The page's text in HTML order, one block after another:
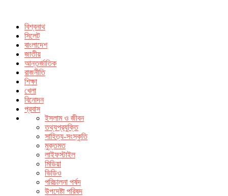
বিশ্বনাথ
সিলেট
বাংলাদেশ
জাতীয়
আন্তর্জাতিক
রাজনীতি
শিক্ষা
খেলা
বিনোদন
প্রবাস
ইসলাম ও জীবন
তথ্যপ্রযুক্তি
সাহিত্য-সংস্কৃতি
মুক্তমত
লাইফস্টাইল
মিডিয়া
ভিডিও
পরিচালনা পর্ষদ
উপদেষ্টা পরিষদ